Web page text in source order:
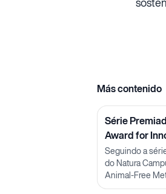
Más contenido
Série
Award for
Methods:
Seguindo a
do Natura
Animal-Free
pesquisadora